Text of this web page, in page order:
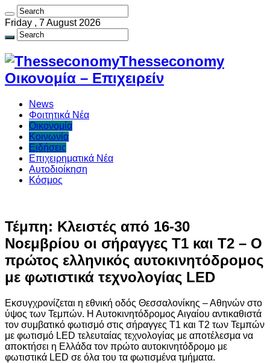
Friday , 7 August 2026
Thesseconomy
Οικονομία – Επιχειρείν
News
Φοιτητικά Νέα
Οικονομία
Κοινωνία
Ειδήσεις
Επιχειρηματικά Νέα
Αυτοδιοίκηση
Κόσμος
Τέμπη: Κλειστές από 16-30
Νοεμβρίου οι σήραγγες Τ1 και Τ2 – Ο
πρώτος ελληνικός αυτοκινητόδρομος
με φωτιστικά τεχνολογίας LED
Εκσυγχρονίζεται η εθνική οδός Θεσσαλονίκης – Αθηνών στο
ύψος των Τεμπών. Η Αυτοκινητόδρομος Αιγαίου αντικαθιστά
τον συμβατικό φωτισμό στις σήραγγες Τ1 και Τ2 των Τεμπών
με φωτισμό LED τελευταίας τεχνολογίας με αποτέλεσμα να
αποκτήσει η Ελλάδα τον πρώτο αυτοκινητόδρομο με
φωτιστικά LED σε όλα του τα φωτισμένα τμήματα.